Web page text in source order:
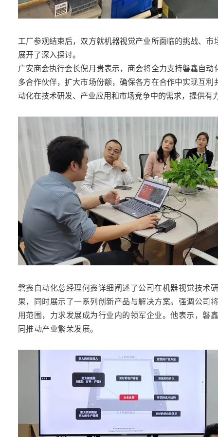
工厂参观结束后，双方就机器视觉产业所面临的挑战、
展开了深入探讨。
广安商会执行会长倪月贵表示，商会将全力支持磐鑫自
多合作伙伴，扩大市场份额，确保各方在合作中实现互
动化在技术研发、产业应用和市场竞争中的需求，提供有
磐鑫自动化总经理何鑫详细阐述了公司在机器视觉技术
果，同时展示了一系列创新产品与解决方案。强调公司
用范围，力求发展成为行业内的领军企业。他表示，磐
同推动产业繁荣发展。